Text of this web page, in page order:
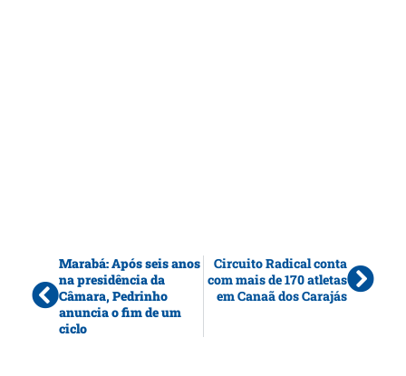
Marabá: Após seis anos
na presidência da
Câmara, Pedrinho
anuncia o fim de um
ciclo
Circuito Radical conta
com mais de 170 atletas
em Canaã dos Carajás